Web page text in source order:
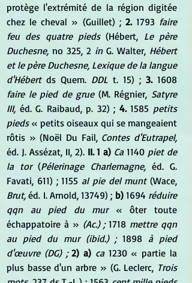
protège l'extrémité de la région digitée
chez le cheval » (Guillet) ; 2. 1793 faire
feu des quatre pieds (Hébert, Le père
Duchesne, no 325, 2 in G. Walter, Hébert
et le père Duchesne, Lexique de la langue
d'Hébert ds Quem. DDL t. 15) ; 3.
faire le pied de grue (M. Régnier, Satyre
III, éd. G. Raibaud, p. 32) ; 4. 1585 petits
pieds « petits oiseaux qui se mangeaient
rôtis » (Noël Du Fail, Contes d'Eutrapel,
éd. J. Assézat, II, 2). II. 1 a) Ca 1140 piet de
la tor (Pélerinage Charlemagne, éd. G.
Favati, 611) ; 1155 al pie del munt
Brut, éd. I. Arnold, 13749) ; b) 1694 réduire
qqn au pied du mur « ôter toute
échappatoire à » (Ac.) ; 1718 mettre qqn
au pied du mur (ibid.) ; 1898 à pied
d'œuvre (DG) ; 2) a) ca 1230 « partie la
plus basse d'un arbre » (G. Leclerc, Trois